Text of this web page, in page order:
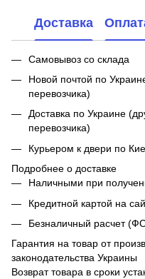
Доставка
Самовывоз со склада
Новой почтой по
перевозчика)
Доставка по Украине
перевозчика)
Курьером к двери по
Подробнее о доставке
Наличными при
Кредитной картой на
Безналичный расчет
Гарантия на товар от
законодательства Украины
Возврат товара в сроки